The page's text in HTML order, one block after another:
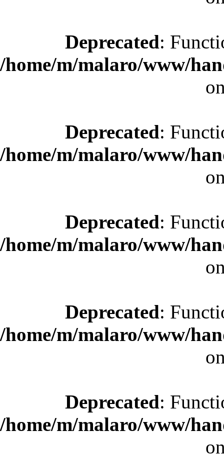
Deprecated:
/home/m/malaro/www/
Deprecated:
/home/m/malaro/www/
Deprecated:
/home/m/malaro/www/
Deprecated:
/home/m/malaro/www/
Deprecated:
/home/m/malaro/www/